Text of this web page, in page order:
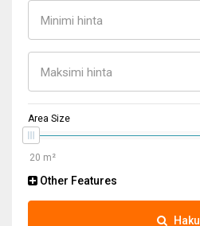
Minimi hinta
Maksimi hinta
Area Size
Other Features
Haku